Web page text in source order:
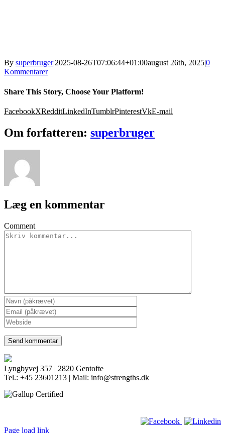
By superbruger|2025-08-26T07:06:44+01:00august 26th, 2025|0
Kommentarer
Share This Story, Choose Your Platform!
FacebookXRedditLinkedInTumblrPinterestVkE-mail
Om forfatteren: superbruger
Læg en kommentar
Comment
Lyngbyvej 357 | 2820 Gentofte
Tel.: +45 23601213 | Mail: info@strengths.dk
Page load link